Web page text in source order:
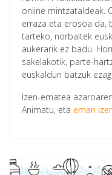
online mintzataldeak.
erraza eta erosoa da,
tarteko, norbaitek
aukerarik ez badu.
sakelakotik, parte-
euskaldun batzuk
Izen-ematea
Animatu, eta eman